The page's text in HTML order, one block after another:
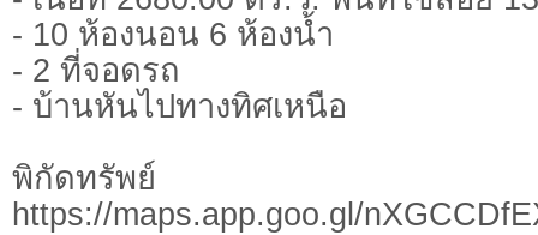
- 10 ห้องนอน 6 ห้องน้ำ
- 2 ที่จอดรถ
- บ้านหันไปทางทิศเหนือ
พิกัดทรั
https://maps.app.goo.gl/